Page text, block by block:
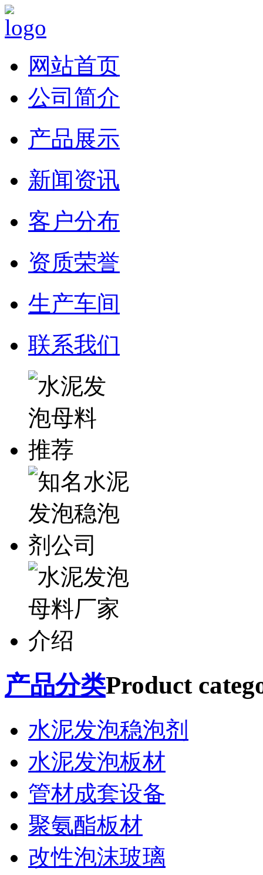
网站首页
公司简介
产品展示
新闻资讯
客户分布
资质荣誉
生产车间
联系我们
产品分类Product
水泥发泡稳泡剂
水泥发泡板材
管材成套设备
聚氨酯板材
改性泡沫玻璃